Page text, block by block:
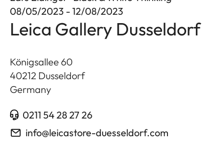
08/05/2023 - 12/08/2023
Leica Gallery Dusseldorf
Königsallee 60
40212 Dusseldorf
Germany
0211 54 28 27 26
info@leicastore-duesseldorf.com